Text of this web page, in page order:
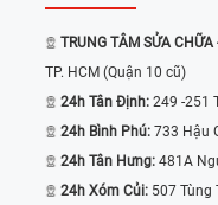
TRUNG TÂM SỬA CHỮA
TP. HCM (Quận 10 cũ)
24h Tân Định: 249 -251
24h Bình Phú: 733 Hậu
24h Tân Hưng: 481A
24h Xóm Củi: 507 Tùng